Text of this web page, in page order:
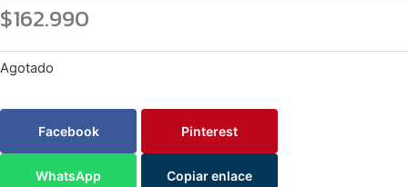
$162.990
Agotado
Facebook Pinterest
WhatsApp Copiar enlace